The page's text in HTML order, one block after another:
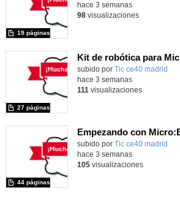
19 páginas
hace 3 semanas
98visualizaciones
Kit de robótica para
Contenido educativo.
subido por Tic ce40 madrid
27 páginas
hace 3 semanas
111 visualizaciones
Empezando con
Contenido educativo.
subido por Tic ce40 madrid
44 páginas
hace 3 semanas
105visualizaciones